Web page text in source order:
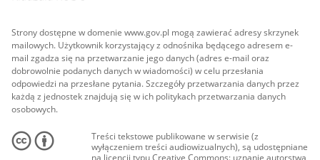
Strony dostępne w domenie www.gov.pl mogą zawierać adresy skrzynek
mailowych. Użytkownik korzystający z odnośnika będącego adresem e-
mail zgadza się na przetwarzanie jego danych (adres e-mail oraz
dobrowolnie podanych danych w wiadomości) w celu przesłania
odpowiedzi na przesłane pytania. Szczegóły przetwarzania danych przez
każdą z jednostek znajdują się w ich politykach przetwarzania danych
osobowych.
Treści tekstowe publikowane w serwisie (z
wyłączeniem treści audiowizualnych), są udostępniane
na licencji typu Creative Commons: uznanie autorstwa